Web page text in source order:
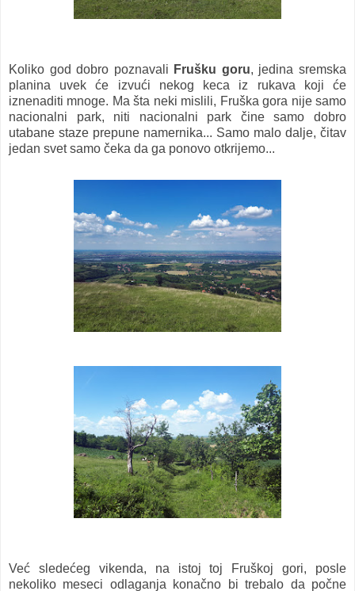
Koliko god dobro poznavali Frušku goru, jedina sremska
planina uvek će izvući nekog keca iz rukava koji će
iznenaditi mnoge. Ma šta neki mislili, Fruška gora nije samo
nacionalni park, niti nacionalni park čine samo dobro
utabane staze prepune namernika... Samo malo dalje, čitav
jedan svet samo čeka da ga ponovo otkrijemo...
Već sledećeg vikenda, na istoj toj Fruškoj gori, posle
nekoliko meseci odlaganja konačno bi trebalo da počne